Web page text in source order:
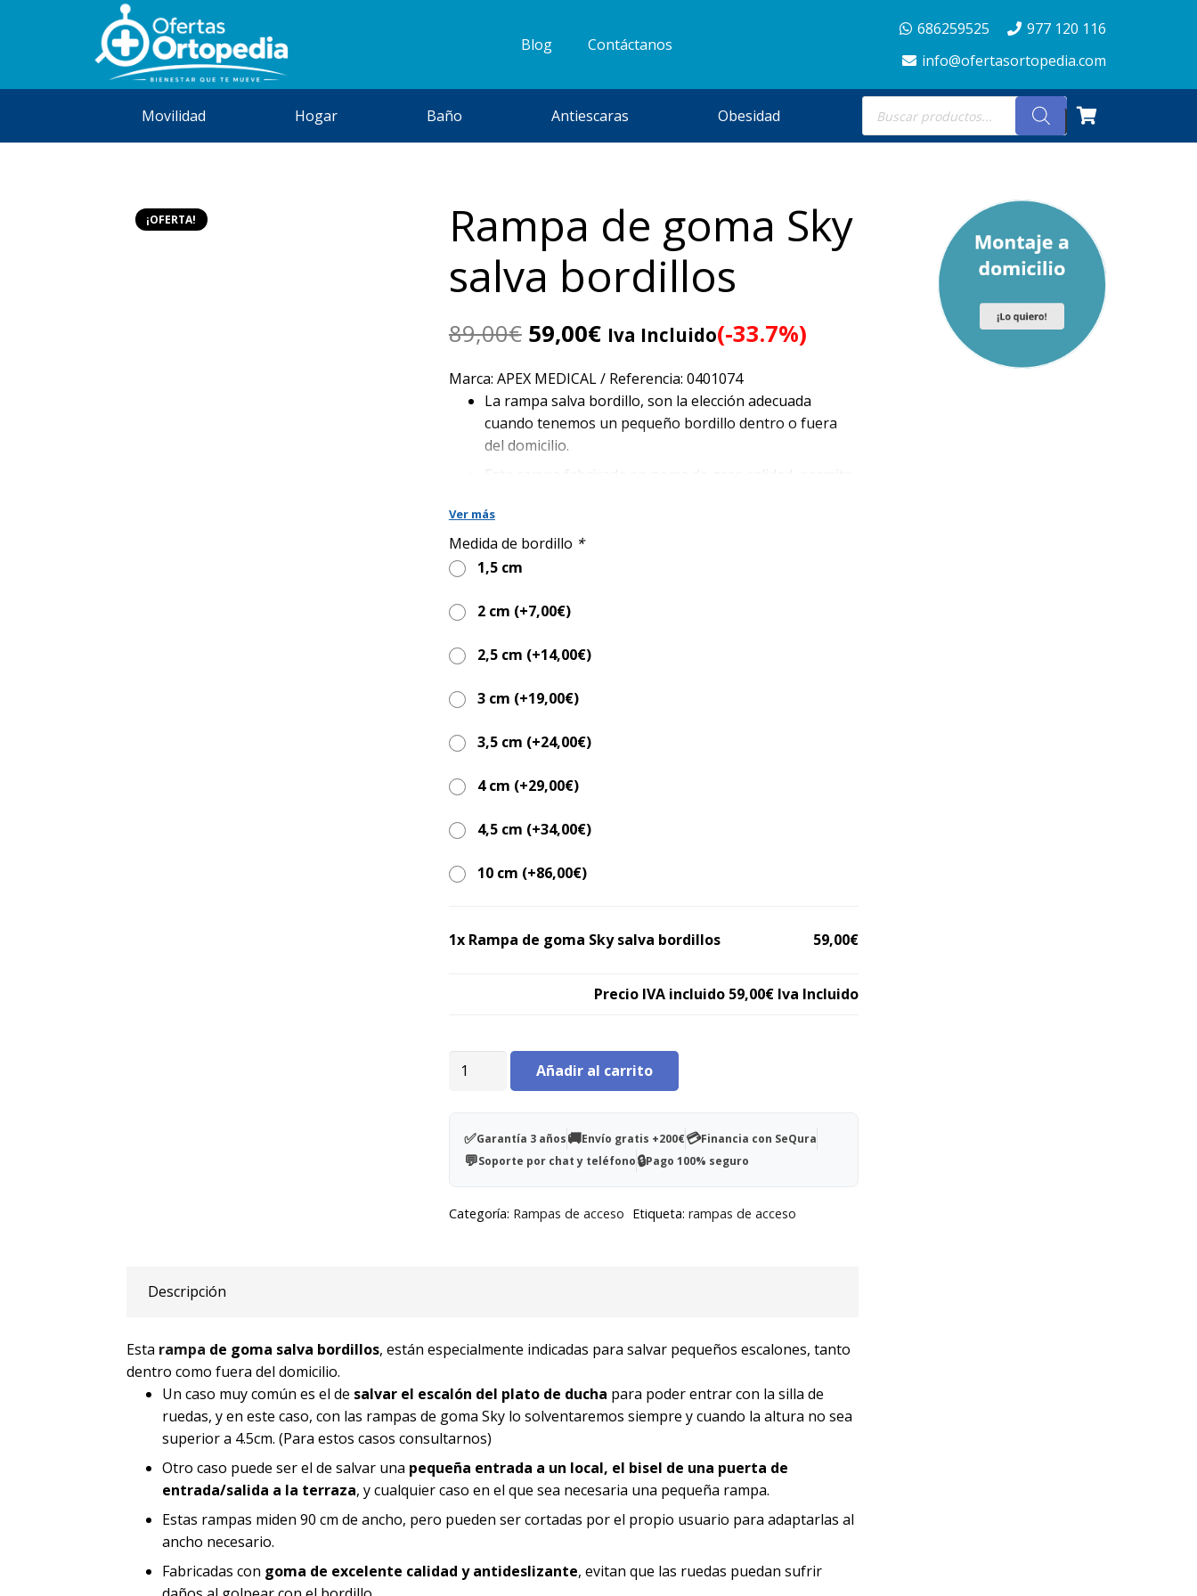
Blog Contáctanos
686259525
977 120 116
info@ofertasortopedia.com
Movilidad Hogar Baño Antiescaras Obesidad
Búsqueda
de
productos
¡OFERTA!
Rampa de goma Sky
salva bordillos
89,00€ El
precio
original
era:
89,00€.
59,00€El
actual
es:
59,00€.
Iva Incluido(-33.7%)
Marca: APEX MEDICAL / Referencia: 0401074
La rampa salva bordillo, son la elección adecuada
cuando tenemos un pequeño bordillo dentro o fuera
del domicilio.
Esta rampa fabricada en goma de gran calidad, permite
Ver más
Medida de bordillo *
1,5 cm
2 cm (+7,00€)
2,5 cm (+14,00€)
3 cm (+19,00€)
3,5 cm (+24,00€)
4 cm (+29,00€)
4,5 cm (+34,00€)
10 cm (+86,00€)
1x Rampa de goma Sky salva bordillos 59,00€
Precio IVA incluido 59,00€ Iva Incluido
Rampa
salva
bordillos
Añadir al carrito
✅Garantía 3 años🚚Envío gratis +200€💳Financia con SeQura
💬Soporte por chat y teléfono🔒Pago 100% seguro
Categoría: Rampas de acceso Etiqueta: rampas de acceso
Descripción
Esta rampa de goma salva bordillos, están especialmente indicadas para salvar pequeños escalones, tanto
dentro como fuera del domicilio.
Un caso muy común es el de salvar el escalón del plato de ducha para poder entrar con la silla de
ruedas, y en este caso, con las rampas de goma Sky lo solventaremos siempre y cuando la altura no sea
superior a 4.5cm. (Para estos casos consultarnos)
Otro caso puede ser el de salvar una pequeña entrada a un local, el bisel de una puerta de
entrada/salida a la terraza, y cualquier caso en el que sea necesaria una pequeña rampa.
Estas rampas miden 90 cm de ancho, pero pueden ser cortadas por el propio usuario para adaptarlas al
ancho necesario.
Fabricadas con goma de excelente calidad y antideslizante, evitan que las ruedas puedan sufrir